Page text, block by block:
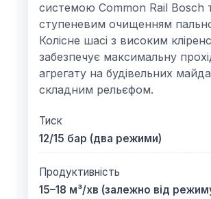
системою Common Rail Bosch
ступеневим очищенням
Колісне шасі з високим
забезпечує максимальну
агрегату на будівельних
складним рельєфом.
Тиск
12/15 бар (два режими)
Продуктивність
15–18 м³/хв (залежно від